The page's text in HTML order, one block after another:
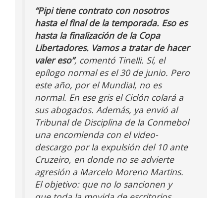
“Pipi tiene contrato con nosotros
hasta el final de la temporada. Eso es
hasta la finalización de la Copa
Libertadores. Vamos a tratar de hacer
valer eso”, comentó Tinelli. Sí, el
epílogo normal es el 30 de junio. Pero
este año, por el Mundial, no es
normal. En ese gris el Ciclón colará a
sus abogados. Además, ya envió al
Tribunal de Disciplina de la Conmebol
una encomienda con el video-
descargo por la expulsión del 10 ante
Cruzeiro, en donde no se advierte
agresión a Marcelo Moreno Martins.
El objetivo: que no lo sancionen y